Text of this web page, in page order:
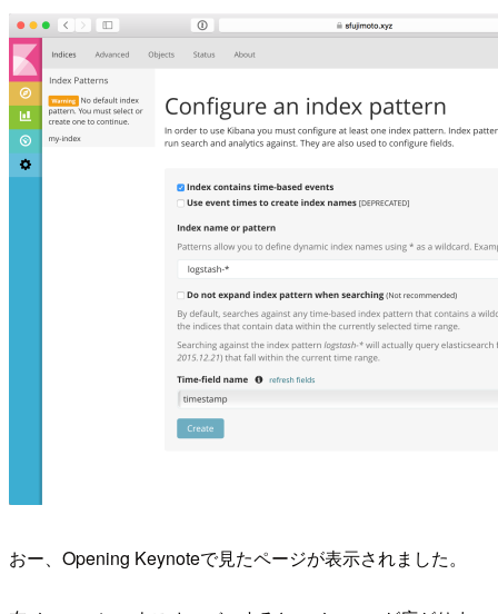
おー、Opening Keynoteで見たページが表示されました。